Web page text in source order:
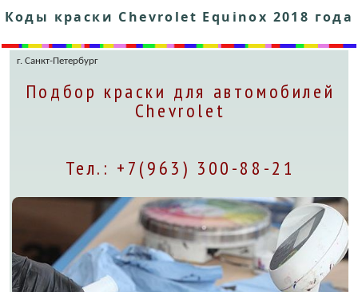
Коды краски Chevrolet Equinox 2018 года
г. Санкт-Петербург
Подбор краски для автомобилей
Chevrolet
Тел.: +7(963) 300-88-21